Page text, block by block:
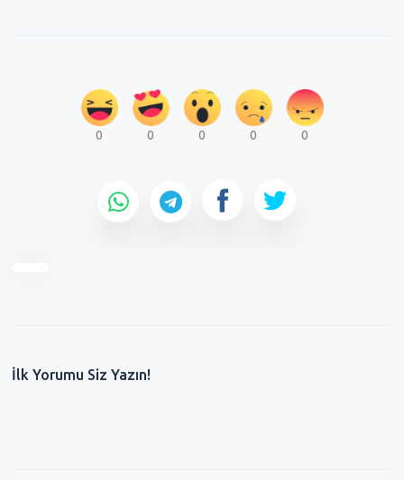
0 0 0 0 0
İlk Yorumu Siz Yazın!